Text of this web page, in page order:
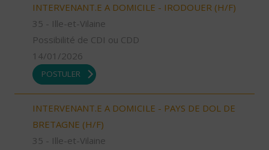
INTERVENANT.E A DOMICILE - IRODOUER (H/F)
35 - Ille-et-Vilaine
Possibilité de CDI ou CDD
14/01/2026
POSTULER
INTERVENANT.E A DOMICILE - PAYS DE DOL DE
BRETAGNE (H/F)
35 - Ille-et-Vilaine